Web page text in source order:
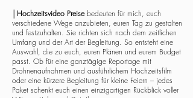
Hochzeitsvideo Preisebedeuten für mich, euch
verschiedene Wege anzubieten, euren Tag zu gestalten
und festzuhalten. Sie richten sich nach dem zeitlichen
Umfang und der Art der Begleitung. So entsteht eine
Auswahl, die zu euch, euren Plänen und eurem Budget
passt. Ob für eine ganztägige Reportage mit
Drohnenaufnahmen und ausführlichem Hochzeitsfilm
oder eine kürzere Begleitung für kleine Feiern – jedes
Paket schenkt euch einen einzigartigen Rückblick voller